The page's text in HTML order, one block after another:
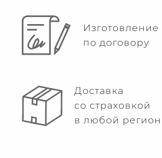
Изготовление
по договору
Доставка
со страховкой
в любой